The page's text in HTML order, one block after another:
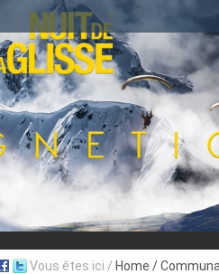
Aujourd'hui : T° Min : °C T° Max :°C
Suivez en direct l'actualité des stations
Vous êtes ici / Home /